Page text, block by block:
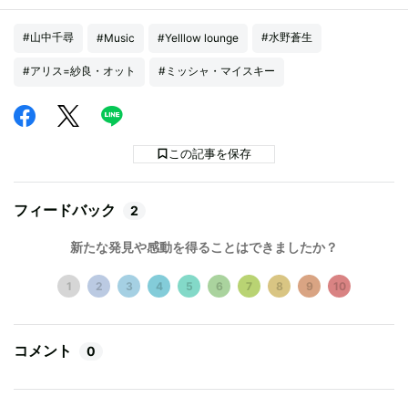
#山中千尋 #Music #Yelllow lounge #水野蒼生
#アリス=紗良・オット #ミッシャ・マイスキー
この記事を保存
フィードバック 2
新たな発見や感動を得ることはできましたか？
1 2 3 4 5 6 7 8 9 10
コメント 0